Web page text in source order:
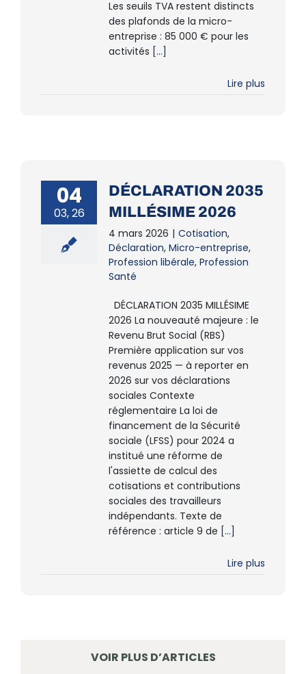
Les seuils TVA restent distincts
des plafonds de la micro-
entreprise : 85 000 € pour les
activités [...]
Lire plus
04
03, 26
DÉCLARATION 2035
MILLÉSIME 2026
4 mars 2026 | Cotisation,
Déclaration, Micro-entreprise,
Profession libérale, Profession
Santé
DÉCLARATION 2035 MILLÉSIME
2026 La nouveauté majeure : le
Revenu Brut Social (RBS)
Première application sur vos
revenus 2025 — à reporter en
2026 sur vos déclarations
sociales Contexte
réglementaire La loi de
financement de la Sécurité
sociale (LFSS) pour 2024 a
institué une réforme de
l'assiette de calcul des
cotisations et contributions
sociales des travailleurs
indépendants. Texte de
référence : article 9 de [...]
Lire plus
VOIR PLUS D’ARTICLES